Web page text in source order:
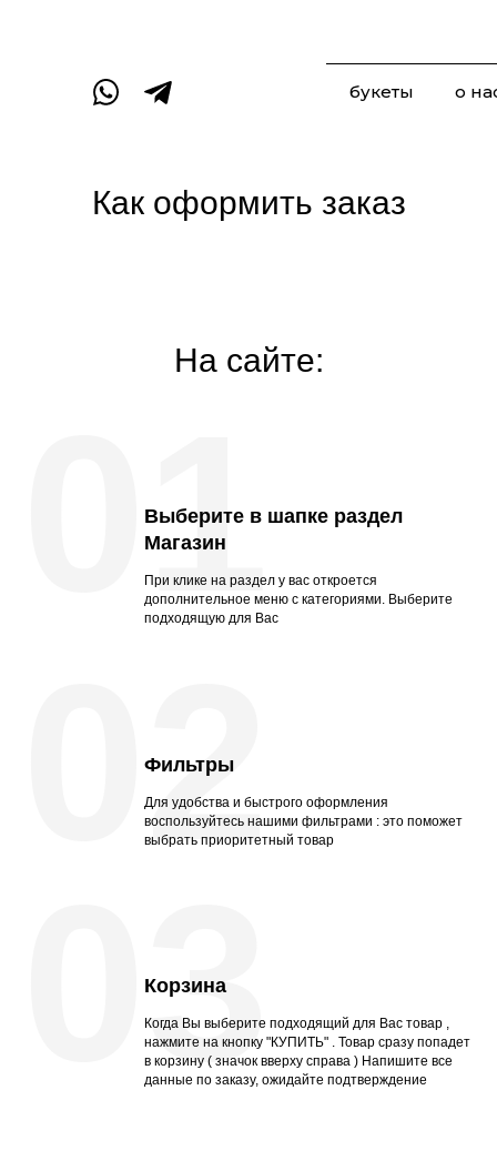
букеты о
Как оформить заказ
На сайте:
Выберите в шапке раздел
Магазин
При клике на раздел у вас откроется
дополнительное меню с категориями. Выберите
подходящую для Вас
01
Фильтры
Для удобства и быстрого оформления
воспользуйтесь нашими фильтрами : это поможет
выбрать приоритетный товар
02
Корзина
Когда Вы выберите подходящий для Вас товар ,
нажмите на кнопку "КУПИТЬ" . Товар сразу попадет
в корзину ( значок вверху справа ) Напишите все
данные по заказу, ожидайте подтверждение
03